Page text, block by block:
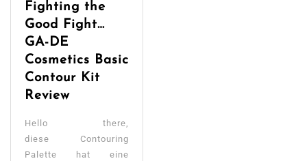
Fighting the
Good Fight…
GA-DE
Cosmetics Basic
Contour Kit
Review
Hello there,
diese Contouring
Palette hat eine